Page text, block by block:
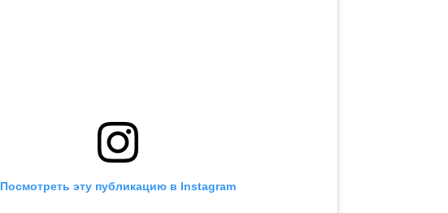
Посмотреть эту публикацию в Instagram